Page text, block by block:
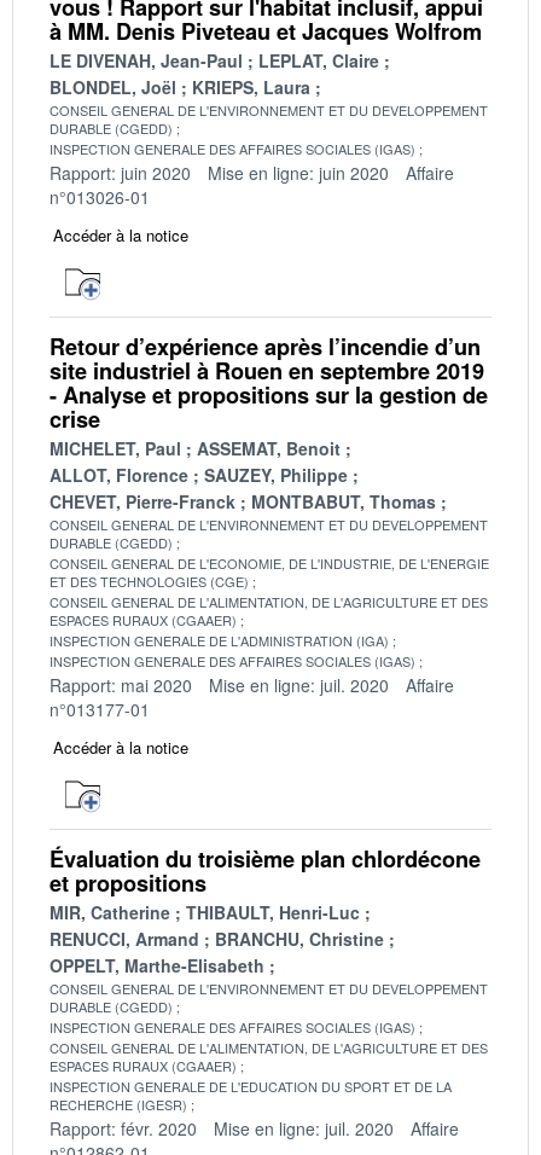
vous ! Rapport sur l'habitat inclusif, appui
à MM. Denis Piveteau et Jacques Wolfrom
LE DIVENAH, Jean-Paul
LEPLAT, Claire
BLONDEL, Joël
KRIEPS, Laura
CONSEIL GENERAL DE L'ENVIRONNEMENT ET DU DEVELOPPEMENT
DURABLE (CGEDD)
INSPECTION GENERALE DES AFFAIRES SOCIALES (IGAS)
Rapport: juin 2020 Mise en ligne: juin 2020
Affaire
n°013026-01
Accéder à la notice
Retour d’expérience après l’incendie d’un
site industriel à Rouen en septembre 2019
- Analyse et propositions sur la gestion de
crise
MICHELET, Paul
ASSEMAT, Benoit
ALLOT, Florence
SAUZEY, Philippe
CHEVET, Pierre-Franck
MONTBABUT, Thomas
CONSEIL GENERAL DE L'ENVIRONNEMENT ET DU DEVELOPPEMENT
DURABLE (CGEDD)
CONSEIL GENERAL DE L'ECONOMIE, DE L'INDUSTRIE, DE L'ENERGIE
ET DES TECHNOLOGIES (CGE)
CONSEIL GENERAL DE L'ALIMENTATION, DE L'AGRICULTURE ET DES
ESPACES RURAUX (CGAAER)
INSPECTION GENERALE DE L'ADMINISTRATION (IGA)
INSPECTION GENERALE DES AFFAIRES SOCIALES (IGAS)
Rapport: mai 2020 Mise en ligne: juil. 2020
Affaire
n°013177-01
Accéder à la notice
Évaluation du troisième plan chlordécone
et propositions
MIR, Catherine
THIBAULT, Henri-Luc
RENUCCI, Armand
BRANCHU, Christine
OPPELT, Marthe-Elisabeth
CONSEIL GENERAL DE L'ENVIRONNEMENT ET DU DEVELOPPEMENT
DURABLE (CGEDD)
INSPECTION GENERALE DES AFFAIRES SOCIALES (IGAS)
CONSEIL GENERAL DE L'ALIMENTATION, DE L'AGRICULTURE ET DES
ESPACES RURAUX (CGAAER)
INSPECTION GENERALE DE L'EDUCATION DU SPORT ET DE LA
RECHERCHE (IGESR)
Rapport: févr. 2020 Mise en ligne: juil. 2020
Affaire